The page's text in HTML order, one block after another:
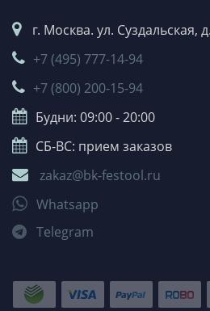
г. Москва. ул. Суздальская,
+7 (495) 777-14-94
+7 (800) 200-15-94
Будни: 09:00 - 20:00
СБ-ВС: прием заказов
zakaz@bk-festool.ru
Whatsapp
Telegram